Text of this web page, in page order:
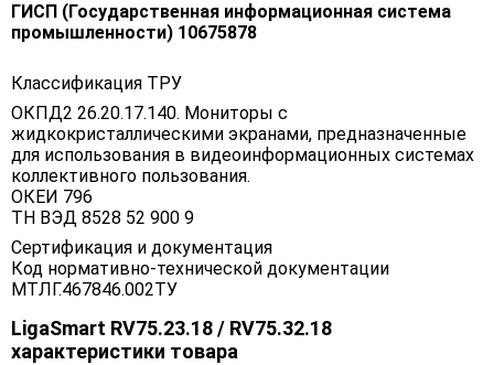
ГИСП (Государственная информационная система
промышленности) 10675878
Классификация ТРУ
ОКПД2 26.20.17.140. Мониторы с
жидкокристаллическими экранами, предназначенные
для использования в видеоинформационных системах
коллективного пользования.
ОКЕИ 796
ТН ВЭД 8528 52 900 9
Сертификация и документация
Код нормативно-технической документации
МТЛГ.467846.002ТУ
LigaSmart RV75.23.18 / RV75.32.18
характеристики товара